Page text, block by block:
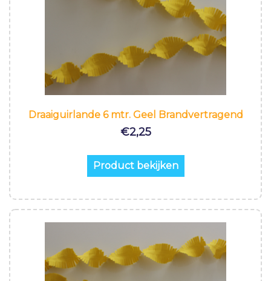
Draaiguirlande 6 mtr. Geel Brandvertragend
€2,25
Product bekijken